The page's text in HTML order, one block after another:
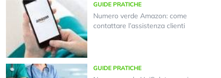
GUIDE PRATICHE
Numero verde Amazon: come
contattare l’assistenza clienti
GUIDE PRATICHE